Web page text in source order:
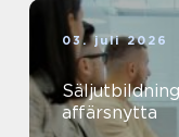
03. juli 2026
affärsnytta